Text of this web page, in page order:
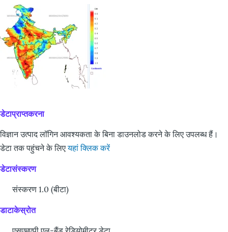
डेटाप्राप्तकरना
विज्ञान उत्पाद लॉगिन आवश्यकता के बिना डाउनलोड करने के लिए उपलब्ध हैं।
डेटा तक पहुंचने के लिएयहां क्लिककरें
डेटासंस्करण
संस्करण 1.0 (बीटा)
डाटाकेस्रोत